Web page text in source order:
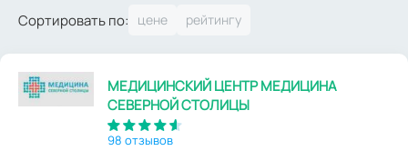
Сортировать по:
МЕДИЦИНСКИЙ ЦЕНТР МЕДИЦИНА
СЕВЕРНОЙ СТОЛИЦЫ
98 отзывов